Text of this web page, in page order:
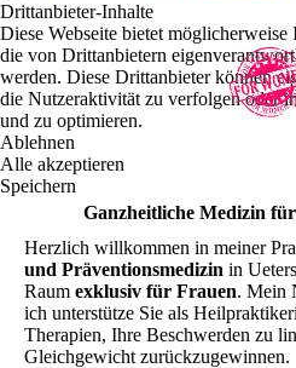
Ganzheitliche Medizin
Herzlich willkommen in meiner
und Präventionsmedizin in
Raum exklusiv für Frauen. Mein
ich unterstütze Sie als
Therapien, Ihre Beschwerden zu
Gleichgewicht zurückzugewinnen.
Drittanbieter-Inhalte
Diese Webseite bietet
die von Drittanbietern
werden. Diese Drittanbieter können
die Nutzeraktivität zu verfolgen oder
und zu optimieren.
Ablehnen
Alle akzeptieren
Speichern